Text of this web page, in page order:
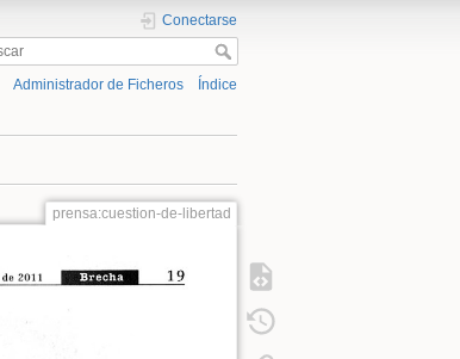
Conectarse
Administrador de Ficheros Índice
prensa:cuestion-de-libertad